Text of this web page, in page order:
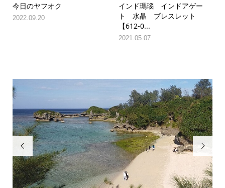
今日のヤフオク
2022.09.20
インド瑪瑙 インドアゲー
ト 水晶 ブレスレット
【612-0...
2021.05.07
 